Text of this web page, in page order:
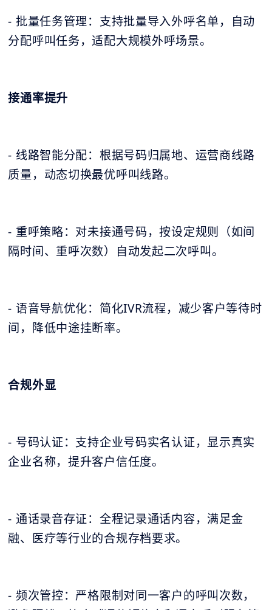
- 批量任务管理：支持批量导入外呼名单，自动
分配呼叫任务，适配大规模外呼场景。
接通率提升
- 线路智能分配：根据号码归属地、运营商线路
质量，动态切换最优呼叫线路。
- 重呼策略：对未接通号码，按设定规则（如间
隔时间、重呼次数）自动发起二次呼叫。
- 语音导航优化：简化IVR流程，减少客户等待时
间，降低中途挂断率。
合规外显
- 号码认证：支持企业号码实名认证，显示真实
企业名称，提升客户信任度。
- 通话录音存证：全程记录通话内容，满足金
融、医疗等行业的合规存档要求。
- 频次管控：严格限制对同一客户的呼叫次数，